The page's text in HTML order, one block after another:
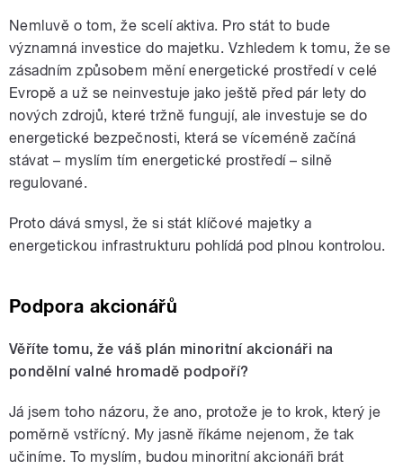
Nemluvě o tom, že scelí aktiva. Pro stát to bude
významná investice do majetku. Vzhledem k tomu, že se
zásadním způsobem mění energetické prostředí v celé
Evropě a už se neinvestuje jako ještě před pár lety do
nových zdrojů, které tržně fungují, ale investuje se do
energetické bezpečnosti, která se víceméně začíná
stávat – myslím tím energetické prostředí – silně
regulované.
Proto dává smysl, že si stát klíčové majetky a
energetickou infrastrukturu pohlídá pod plnou kontrolou.
Podpora akcionářů
Věříte tomu, že váš plán minoritní akcionáři na
pondělní valné hromadě podpoří?
Já jsem toho názoru, že ano, protože je to krok, který je
poměrně vstřícný. My jasně říkáme nejenom, že tak
učiníme. To myslím, budou minoritní akcionáři brát